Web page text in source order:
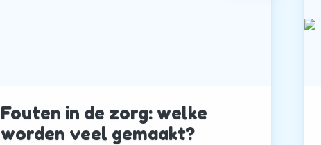
Fouten in de zorg: welke
worden veel gemaakt?